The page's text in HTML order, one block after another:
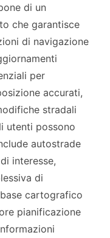
di un
che garantisce
di navigazione
per
accurati,
stradali
utenti possono
autostrade
interesse,
di
cartografico
pianificazione